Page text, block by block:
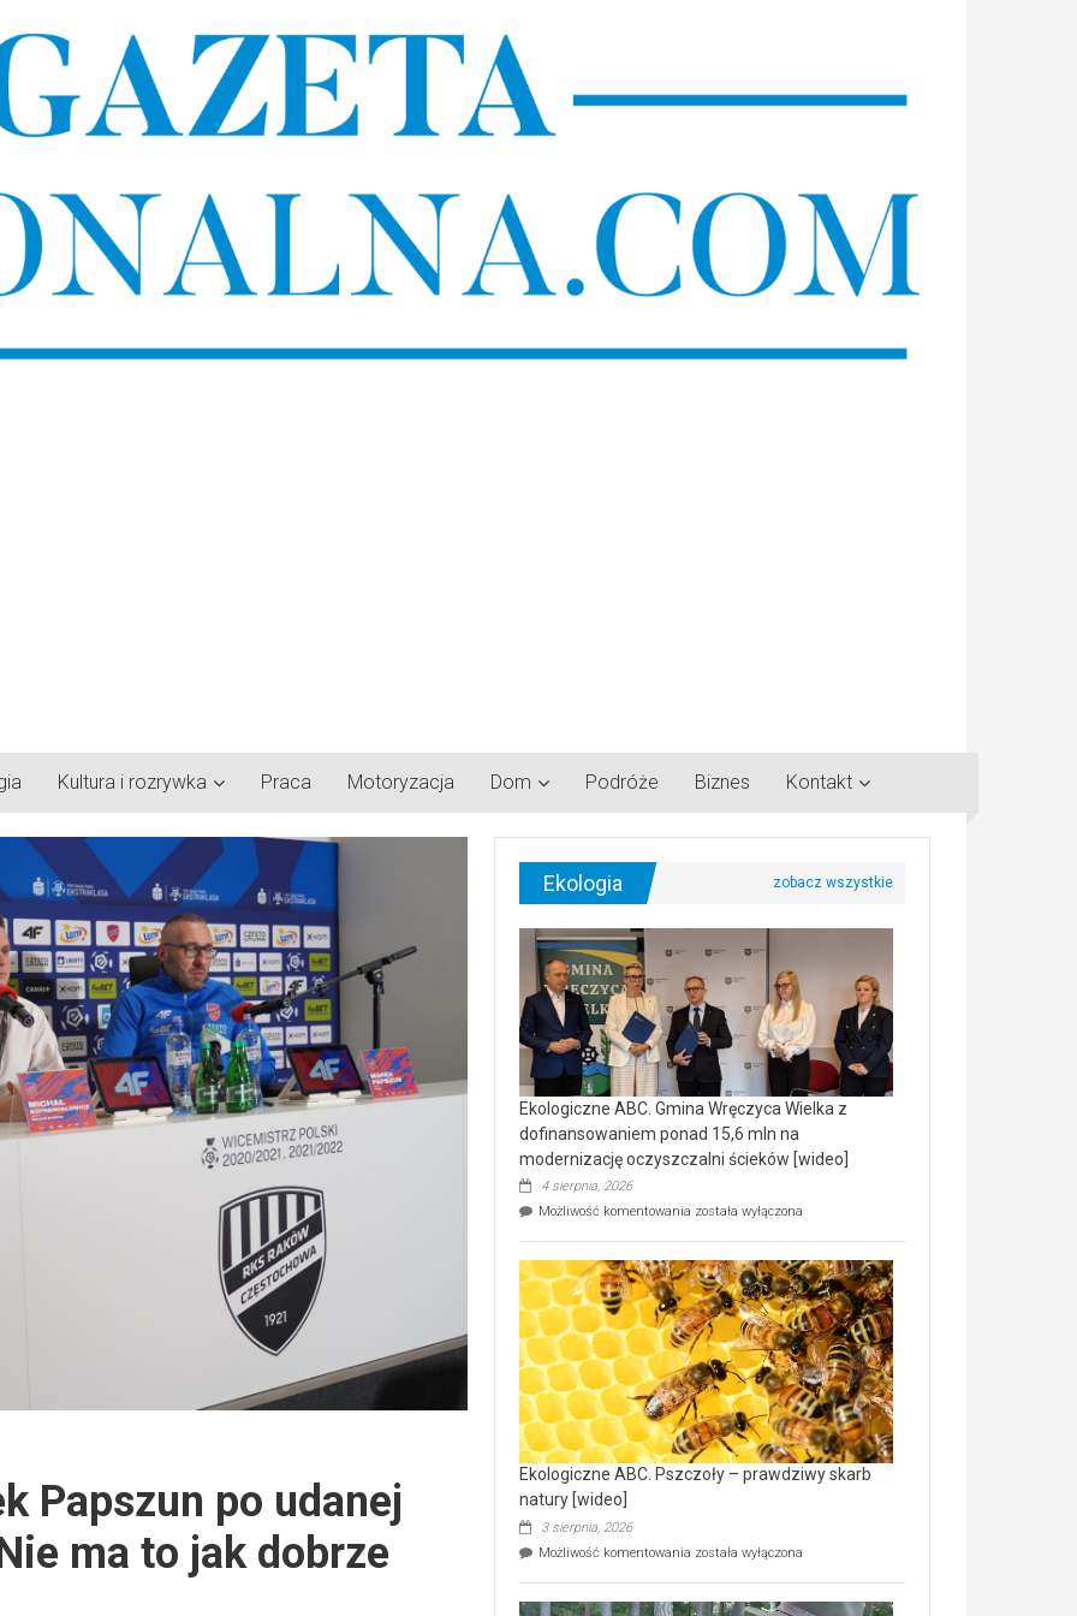
Kultura i rozrywka Praca Motoryzacja Dom Podróże Biznes Kontakt
Papszun po udanej
ma to jak dobrze
Ekologia
Ekologiczne ABC. Gmina Wręczyca Wielka z
dofinansowaniem ponad 15,6 mln na
modernizację oczyszczalni ścieków [wideo]
4 sierpnia, 2026
Możliwość komentowania Ekologiczne
Wręczyca
Wielka
z
dofinansowaniem
ponad
15,6
mln
na
modernizację
oczyszczalni
ścieków
[wideo]
została wyłączona
Ekologiczne ABC. Pszczoły – prawdziwy skarb
natury [wideo]
3 sierpnia, 2026
Możliwość komentowania Ekologiczne
–
została wyłączona